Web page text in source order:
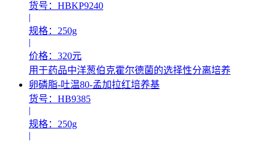
货号：HBKP9240
|
规格：250g
|
价格：320元
用于药品中洋葱伯克霍尔德菌的选择性分离培养
卵磷脂-吐温80-孟加拉红培养基
货号：HB9385
|
规格：250g
|